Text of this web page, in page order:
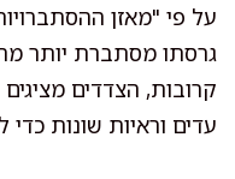
על פי "מאזן
גרסתו מסתברת יותר
קרובות, הצדדים
עדים וראיות שונות